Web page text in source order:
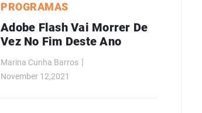
PROGRAMAS
Adobe Flash Vai Morrer De
Vez No Fim Deste Ano
Marina Cunha Barros
November 12,2021